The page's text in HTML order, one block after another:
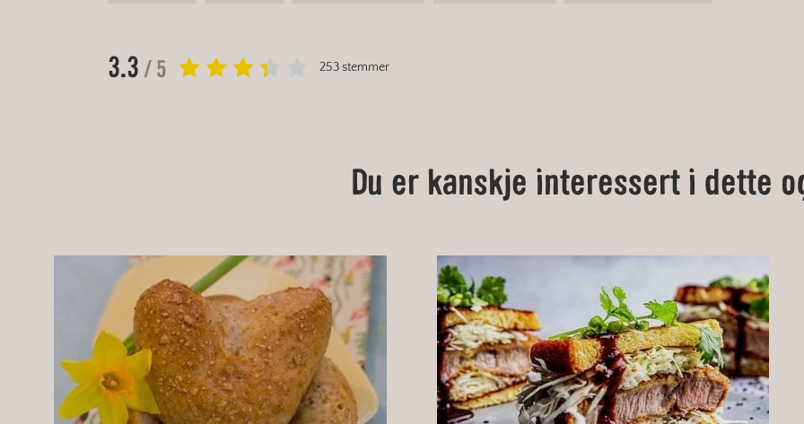
3.3 / 5 253 stemmer
Du er kanskje interessert i dette